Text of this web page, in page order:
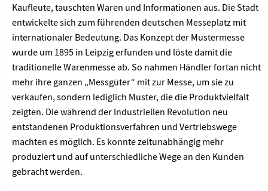
Kaufleute, tauschten Waren und Informationen aus. Die Stadt
entwickelte sich zum führenden deutschen Messeplatz mit
internationaler Bedeutung. Das Konzept der Mustermesse
wurde um 1895 in Leipzig erfunden und löste damit die
traditionelle Warenmesse ab. So nahmen Händler fortan nicht
mehr ihre ganzen „Messgüter“ mit zur Messe, um sie zu
verkaufen, sondern lediglich Muster, die die Produktvielfalt
zeigten. Die während der Industriellen Revolution neu
entstandenen Produktionsverfahren und Vertriebswege
machten es möglich. Es konnte zeitunabhängig mehr
produziert und auf unterschiedliche Wege an den Kunden
gebracht werden.